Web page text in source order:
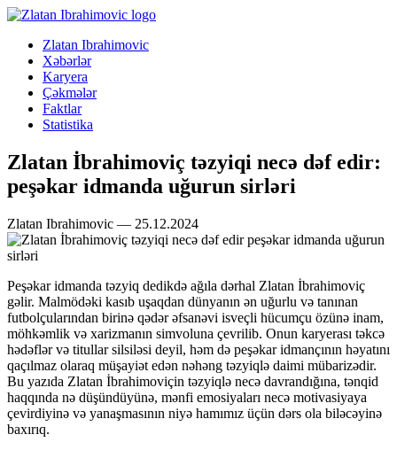
Zlatan Ibrahimovic
Xəbərlər
Karyera
Çəkmələr
Faktlar
Statistika
Zlatan İbrahimoviç təzyiqi necə dəf edir:
peşəkar idmanda uğurun sirləri
Zlatan Ibrahimovic — 25.12.2024
Peşəkar idmanda təzyiq dedikdə ağıla dərhal Zlatan İbrahimoviç
gəlir. Malmödəki kasıb uşaqdan dünyanın ən uğurlu və tanınan
futbolçularından birinə qədər əfsanəvi isveçli hücumçu özünə inam,
möhkəmlik və xarizmanın simvoluna çevrilib. Onun karyerası təkcə
hədəflər və titullar silsiləsi deyil, həm də peşəkar idmançının həyatını
qaçılmaz olaraq müşayiət edən nəhəng təzyiqlə daimi mübarizədir.
Bu yazıda Zlatan İbrahimoviçin təzyiqlə necə davrandığına, tənqid
haqqında nə düşündüyünə, mənfi emosiyaları necə motivasiyaya
çevirdiyinə və yanaşmasının niyə hamımız üçün dərs ola biləcəyinə
baxırıq.